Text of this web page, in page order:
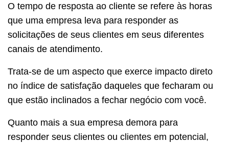
O tempo de resposta ao cliente se refere às horas
que uma empresa leva para responder as
solicitações de seus clientes em seus diferentes
canais de atendimento.
Trata-se de um aspecto que exerce impacto direto
no índice de satisfação daqueles que fecharam ou
que estão inclinados a fechar negócio com você.
Quanto mais a sua empresa demora para
responder seus clientes ou clientes em potencial,